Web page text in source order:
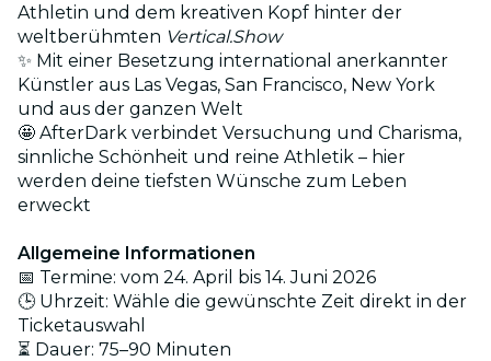
Athletin und dem kreativen Kopf hinter der
weltberühmten Vertical.Show
✨ Mit einer Besetzung international anerkannter
Künstler aus Las Vegas, San Francisco, New York
und aus der ganzen Welt
🤩 AfterDark verbindet Versuchung und Charisma,
sinnliche Schönheit und reine Athletik – hier
werden deine tiefsten Wünsche zum Leben
erweckt
Allgemeine Informationen
📅 Termine: vom 24. April bis 14. Juni 2026
🕒 Uhrzeit: Wähle die gewünschte Zeit direkt in der
Ticketauswahl
⏳ Dauer: 75–90 Minuten